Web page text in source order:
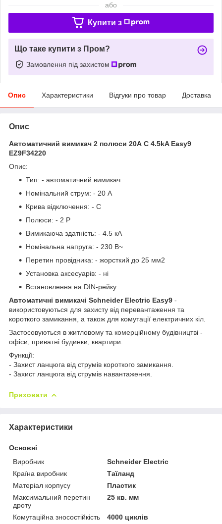
або
Купити з
Що таке купити з Пром?
Замовлення під захистом
Опис Характеристики Відгуки про товар Доставка
Опис
Автоматичний вимикач 2 полюси 20А C 4.5kA Easy9
EZ9F34220
Опис:
Тип: - автоматичний вимикач
Номінальний струм: - 20 А
Крива відключення: - C
Полюси: - 2 P
Вимикаюча здатність: - 4.5 кА
Номінальна напруга: - 230 В~
Перетин провідника: - жорсткий до 25 мм2
Установка аксесуарів: - ні
Встановлення на DIN-рейку
Автоматичні вимикачі Schneider Electric Easy9 -
використовуються для захисту від перевантаження та
короткого замикання, а також для комутації електричних кіл.
Застосовуються в житловому та комерційному будівництві -
офіси, приватні будинки, квартири.
Функції:
- Захист ланцюга від струмів короткого замикання.
- Захист ланцюга від струмів навантаження.
Приховати
Характеристики
Основні
Виробник
Schneider Electric
Країна виробник
Таїланд
Матеріал корпусу
Пластик
Максимальний перетин
дроту
25 кв. мм
Комутаційна зносостійкість
4000 циклів